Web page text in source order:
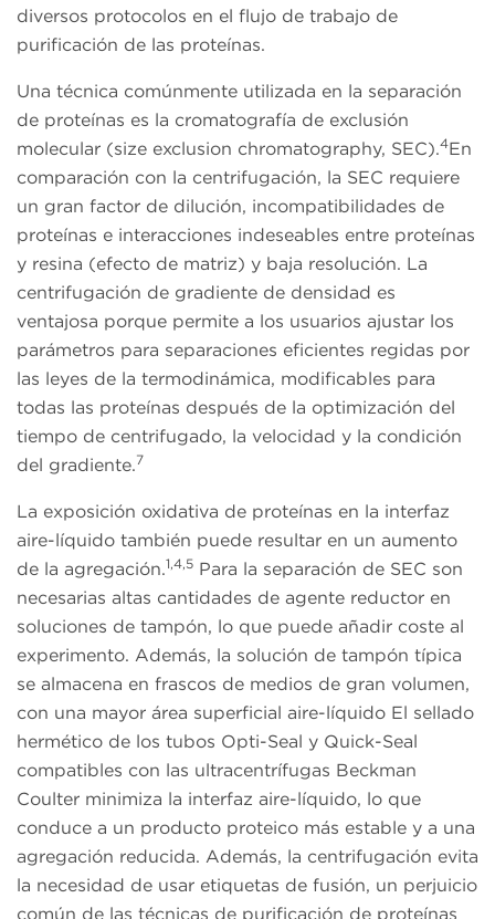
diversos protocolos en el flujo de trabajo de
purificación de las proteínas.
Una técnica comúnmente utilizada en la separación
de proteínas es la cromatografía de exclusión
molecular (size exclusion chromatography, SEC).4En
comparación con la centrifugación, la SEC requiere
un gran factor de dilución, incompatibilidades de
proteínas e interacciones indeseables entre proteínas
y resina (efecto de matriz) y baja resolución. La
centrifugación de gradiente de densidad es
ventajosa porque permite a los usuarios ajustar los
parámetros para separaciones eficientes regidas por
las leyes de la termodinámica, modificables para
todas las proteínas después de la optimización del
tiempo de centrifugado, la velocidad y la condición
del gradiente.7
La exposición oxidativa de proteínas en la interfaz
aire-líquido también puede resultar en un aumento
de la agregación.1,4,5 Para la separación de SEC son
necesarias altas cantidades de agente reductor en
soluciones de tampón, lo que puede añadir coste al
experimento. Además, la solución de tampón típica
se almacena en frascos de medios de gran volumen,
con una mayor área superficial aire-líquido El sellado
hermético de los tubos Opti-Seal y Quick-Seal
compatibles con las ultracentrífugas Beckman
Coulter minimiza la interfaz aire-líquido, lo que
conduce a un producto proteico más estable y a una
agregación reducida. Además, la centrifugación evita
la necesidad de usar etiquetas de fusión, un perjuicio
común de las técnicas de purificación de proteínas